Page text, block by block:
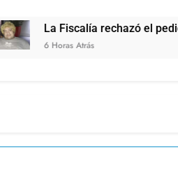
La Fiscalía rechazó el pedido
6 Horas Atrás